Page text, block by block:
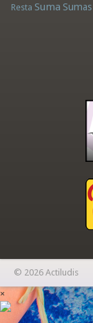
Resta Suma Sumas
© 2026 Actiludis
×